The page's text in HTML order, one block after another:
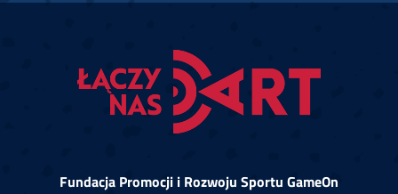
Fundacja Promocji i Rozwoju Sportu GameOn